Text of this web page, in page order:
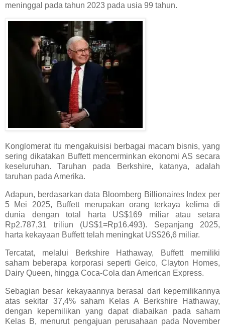
meninggal pada tahun 2023 pada usia 99 tahun.
Konglomerat itu mengakuisisi berbagai macam bisnis, yang
sering dikatakan Buffett mencerminkan ekonomi AS secara
keseluruhan. Taruhan pada Berkshire, katanya, adalah
taruhan pada Amerika.
Adapun, berdasarkan data Bloomberg Billionaires Index per
5 Mei 2025, Buffett merupakan orang terkaya kelima di
dunia dengan total harta US$169 miliar atau setara
Rp2.787,31 triliun (US$1=Rp16.493). Sepanjang 2025,
harta kekayaan Buffett telah meningkat US$26,6 miliar.
Tercatat, melalui Berkshire Hathaway, Buffett memiliki
saham beberapa korporasi seperti Geico, Clayton Homes,
Dairy Queen, hingga Coca-Cola dan American Express.
Sebagian besar kekayaannya berasal dari kepemilikannya
atas sekitar 37,4% saham Kelas A Berkshire Hathaway,
dengan kepemilikan yang dapat diabaikan pada saham
Kelas B, menurut pengajuan perusahaan pada November